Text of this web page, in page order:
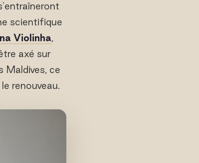
scientifique
Violinha,
axé sur
Maldives, ce
renouveau.